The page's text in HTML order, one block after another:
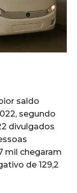
saldo
segundo
divulgados
mil chegaram
de 129,2